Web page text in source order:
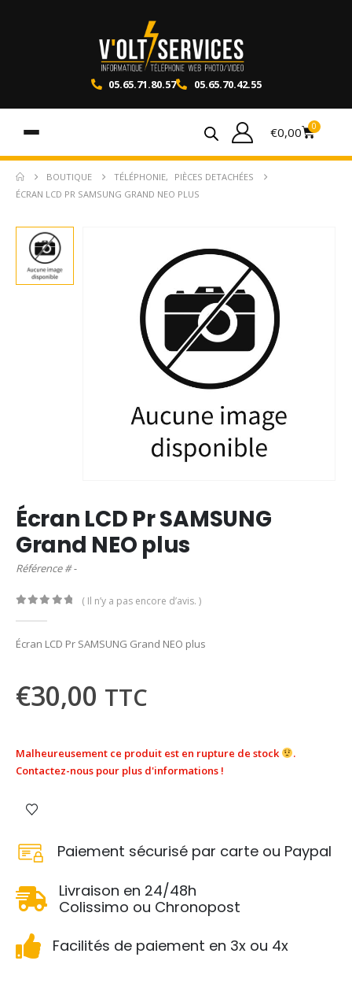
05.65.71.80.57 05.65.70.42.55
€0,00 0
BOUTIQUE TÉLÉPHONIE,
PIÈCES DETACHÉES
ÉCRAN LCD PR SAMSUNG GRAND NEO PLUS
Écran LCD Pr SAMSUNG
Grand NEO plus
Référence # -
( Il n’y a pas encore d’avis. )
Écran LCD Pr SAMSUNG Grand NEO plus
€30,00 TTC
Malheureusement ce produit est en rupture de stock
.
Contactez-nous pour plus d'informations !
Paiement sécurisé par carte ou Paypal
Livraison en 24/48h
Colissimo ou Chronopost
Facilités de paiement en 3x ou 4x